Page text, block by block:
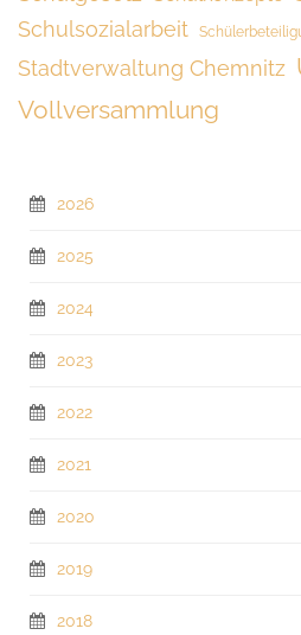
Schulsozialarbeit
Stadtverwaltung Chemnitz
Vollversammlung
2026
2025
2024
2023
2022
2021
2020
2019
2018